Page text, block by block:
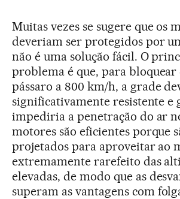
Muitas vezes se sugere que os
deveriam ser protegidos por
não é uma solução fácil. O
problema é que, para bloquear
pássaro a 800 km/h, a grade
significativamente resistente e
impediria a penetração do ar
motores são eficientes porque
projetados para aproveitar ao
extremamente rarefeito das
elevadas, de modo que as
superam as vantagens com